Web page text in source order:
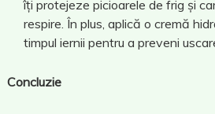
îți protejeze picioarele de frig și
respire. În plus, aplică o cremă
timpul iernii pentru a preveni
Concluzie